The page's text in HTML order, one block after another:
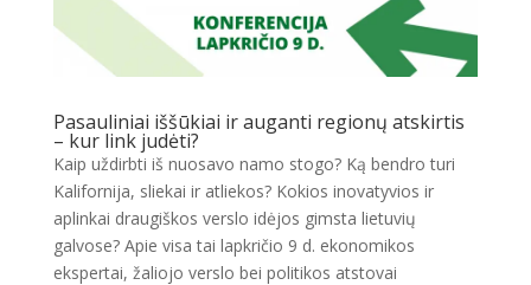
Pasauliniai iššūkiai ir auganti regionų atskirtis
– kur link judėti?
Kaip uždirbti iš nuosavo namo stogo? Ką bendro turi
Kalifornija, sliekai ir atliekos? Kokios inovatyvios ir
aplinkai draugiškos verslo idėjos gimsta lietuvių
galvose? Apie visa tai lapkričio 9 d. ekonomikos
ekspertai, žaliojo verslo bei politikos atstovai